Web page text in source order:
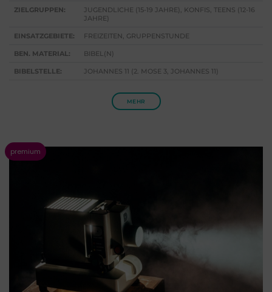
ZIELGRUPPEN:
JUGENDLICHE (15-19 JAHRE), KONFIS, TEENS (12-16
JAHRE)
EINSATZGEBIETE: FREIZEITEN, GRUPPENSTUNDE
BEN. MATERIAL: BIBEL(N)
BIBELSTELLE: JOHANNES 11 (2. MOSE 3, JOHANNES 11)
MEHR